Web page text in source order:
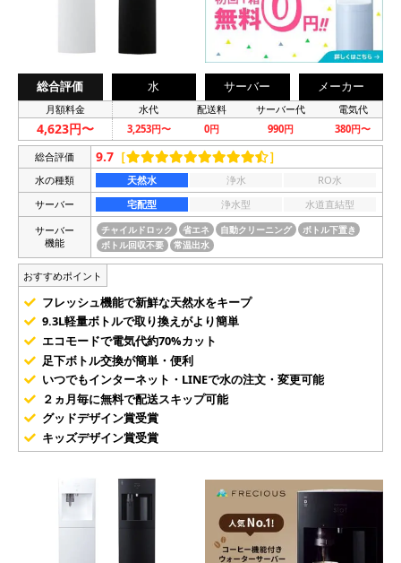
総合評価 水 サーバー メーカー
月額料金 水代 配送料 サーバー代 電気代
4,623円〜 3,253円〜 0円 990円 380円〜
総合評価 9.7 ［ ］
水の種類 天然水 浄水
RO水
サーバー
宅配型 浄水型
水道直結型
サーバー
機能
チャイルドロック 省エネ 自動クリーニング
ボトル下置き
ボトル回収不要
常温出水
おすすめポイント
フレッシュ機能で新鮮な天然水をキープ
9.3L軽量ボトルで取り換えがより簡単
エコモードで電気代約70%カット
足下ボトル交換が簡単・便利
いつでもインターネット・LINEで水の注文・変更可能
２ヵ月毎に無料で配送スキップ可能
グッドデザイン賞受賞
キッズデザイン賞受賞